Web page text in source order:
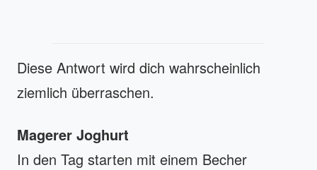
Diese Antwort wird dich wahrscheinlich
ziemlich überraschen.
Magerer Joghurt
In den Tag starten mit einem Becher